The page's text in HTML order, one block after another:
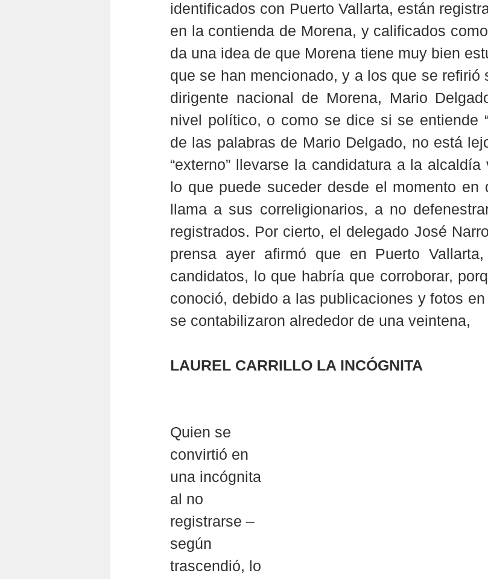
identificados con Puerto Vallarta, están
en la contienda de Morena, y calificados
da una idea de que Morena tiene muy bien
que se han mencionado, y a los que se refirió
dirigente nacional de Morena, Mario
nivel político, o como se dice si se entiende
de las palabras de Mario Delgado, no está
“externo” llevarse la candidatura a la
lo que puede suceder desde el momento en
llama a sus correligionarios, a no
registrados. Por cierto, el delegado José
prensa ayer afirmó que en Puerto
candidatos, lo que habría que corroborar,
conoció, debido a las publicaciones y fotos
se contabilizaron alrededor de una veintena,
LAUREL CARRILLO LA INCÓGNITA
Quien se
convirtió en
una incógnita
al no
registrarse –
según
trascendió, lo